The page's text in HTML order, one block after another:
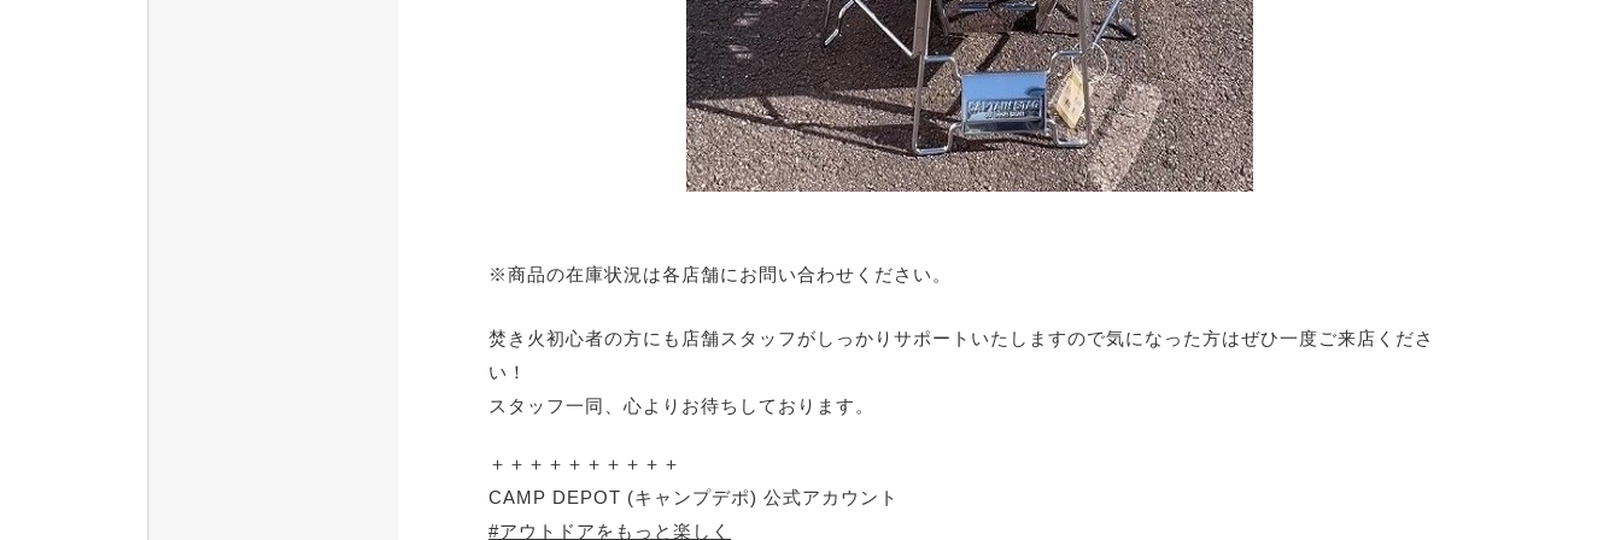
※商品の在庫状況は各店舗にお問い合わせください。
焚き火初心者の方にも店舗スタッフがしっかりサポートいたしますので気になった方はぜひ一度ご来店くださ
い！
スタッフ一同、心よりお待ちしております。
＋＋＋＋＋＋＋＋＋＋
CAMP DEPOT (キャンプデポ) 公式アカウント
#アウトドアをもっと楽しく